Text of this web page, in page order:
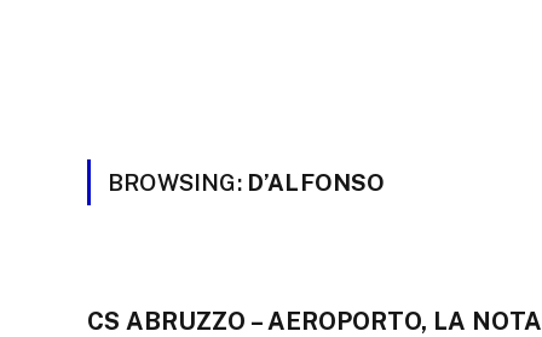
BROWSING: D’ALFONSO
CS ABRUZZO – AEROPORTO, LA NOTA